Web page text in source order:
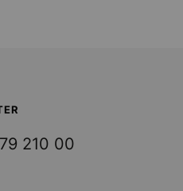
Kommun
210 00